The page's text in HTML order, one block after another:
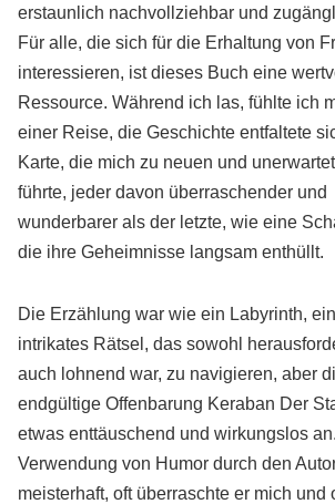
erstaunlich nachvollziehbar und
Für alle, die sich für die Erhaltung von
interessieren, ist dieses Buch eine
Ressource. Während ich las, fühlte ich
einer Reise, die Geschichte entfaltete
Karte, die mich zu neuen und
führte, jeder davon überraschender und
wunderbarer als der letzte, wie eine
die ihre Geheimnisse langsam enthüllt.
Die Erzählung war wie ein Labyrinth,
intrikates Rätsel, das sowohl
auch lohnend war, zu navigieren, aber
endgültige Offenbarung Keraban Der
etwas enttäuschend und wirkungslos
Verwendung von Humor durch den
meisterhaft, oft überraschte er mich und